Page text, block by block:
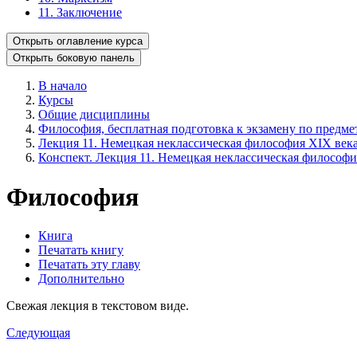
11. Заключение
Открыть оглавление курса
Открыть боковую панель
В начало
Курсы
Общие дисциплины
Философия, бесплатная подготовка к экзамену по
Лекция 11. Немецкая неклассическая философия XIX
Конспект. Лекция 11. Немецкая неклассическая
Философия
Книга
Печатать книгу
Печатать эту главу
Дополнительно
Свежая лекция в текстовом виде.
Следующая